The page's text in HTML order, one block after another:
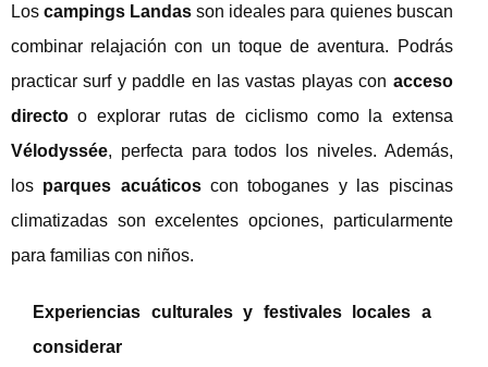
Loscampings Landas son ideales para quienes buscan
combinar relajación con un toque de aventura. Podrás
practicar surf y paddle en las vastas playas con acceso
directo o explorar rutas de ciclismo como la extensa
Vélodyssée, perfecta para todos los niveles. Además,
los parques acuáticoscon toboganes y las piscinas
climatizadas son excelentes opciones, particularmente
para familias con niños.
Experiencias culturales y festivales locales a
considerar